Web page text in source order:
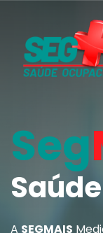
Seg
A SEGMAIS